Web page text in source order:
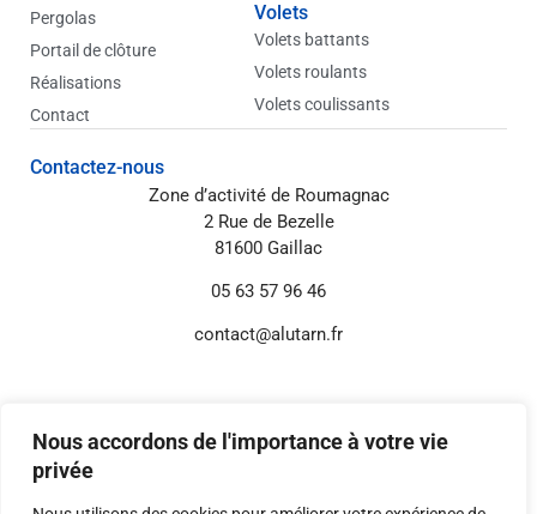
Nous accordons de l'importance à votre vie
privée
Pergolas
Portail de clôture
Réalisations
Contact
Volets
Volets battants
Volets roulants
Volets coulissants
Contactez-nous
Zone d’activité de Roumagnac
2 Rue de Bezelle
81600 Gaillac
05 63 57 96 46
contact@alutarn.fr
Informations annexes
Mentions légales
Politique de confidentialité